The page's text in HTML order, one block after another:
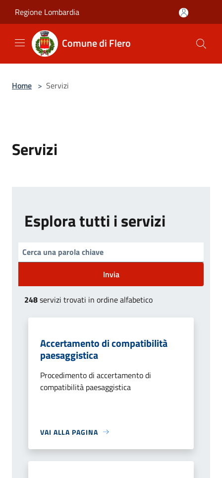
Regione Lombardia
Comune di Flero
Home > Servizi
Servizi
Esplora tutti i servizi
Invia
248servizi trovati in ordine alfabetico
Accertamento di compatibilità
paesaggistica
Procedimento di accertamento di
compatibilità paesaggistica
VAI ALLA PAGINA